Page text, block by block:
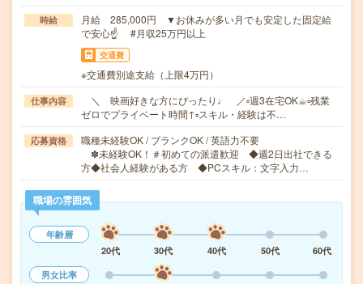
時給
月給 285,000円 ▼お休みが多い月でも安定した固定給
で安心☝ #月収25万円以上
交通費
※交通費別途支給（上限4万円）
仕事内容
＼ 映画好きな方にぴったり♩ ／▫週3在宅OK☕︎▫残業
ゼロでプライベート時間↑▫スキル・経験は不…
応募資格
職種未経験OK / ブランクOK / 英語力不要
✽未経験OK！＃初めての派遣歓迎 ◆週2日出社できる
方◆社会人経験がある方 ◆PCスキル：文字入力…
職場の雰囲気
年齢層
20代
30代 40代 50代
60代
男女比率